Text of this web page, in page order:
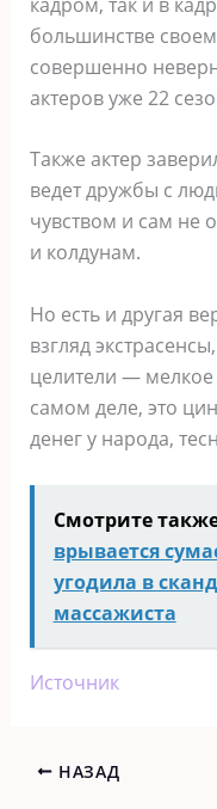
большинстве своем
совершенно
актеров уже 22
Также актер
ведет дружбы с
чувством и сам не
и колдунам.
Но есть и другая
взгляд
целители — мелкое
самом деле, это
денег у народа,
Смотрите
врывается
угодила в
массажиста
Источник
НАЗАД